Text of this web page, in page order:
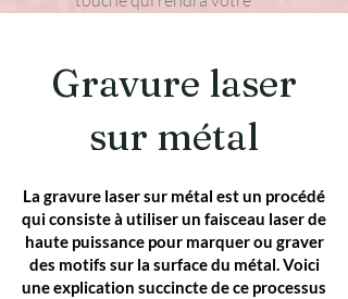
Gravure laser
sur métal
La gravure laser sur métal est un procédé
qui consiste à utiliser un faisceau laser de
haute puissance pour marquer ou graver
des motifs sur la surface du métal. Voici
une explication succincte de ce processus